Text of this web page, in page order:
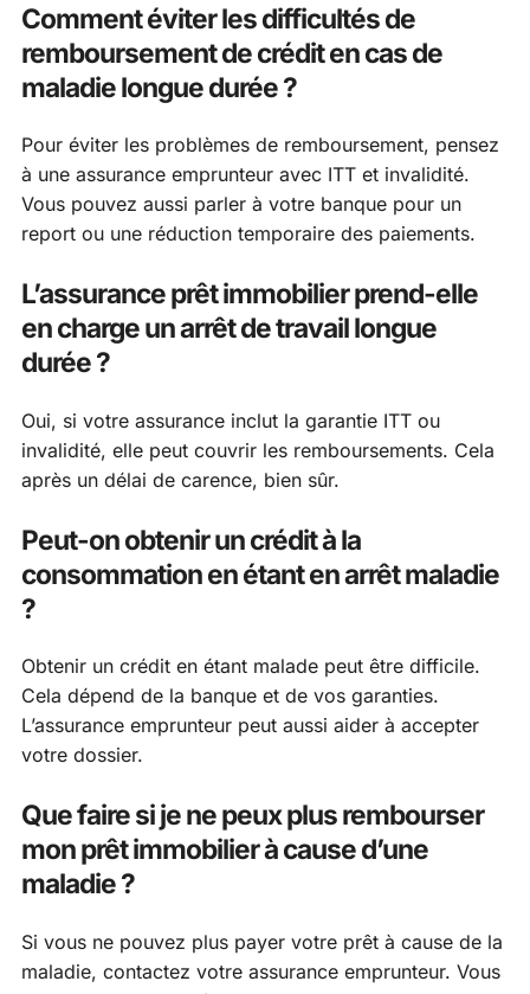
Comment éviter les difficultés de
remboursement de crédit en cas de
maladie longue durée ?
Pour éviter les problèmes de remboursement, pensez
à une assurance emprunteur avec ITT et invalidité.
Vous pouvez aussi parler à votre banque pour un
report ou une réduction temporaire des paiements.
L’assurance prêt immobilier prend-elle
en charge un arrêt de travail longue
durée ?
Oui, si votre assurance inclut la garantie ITT ou
invalidité, elle peut couvrir les remboursements. Cela
après un délai de carence, bien sûr.
Peut-on obtenir un crédit à la
consommation en étant en arrêt maladie
?
Obtenir un crédit en étant malade peut être difficile.
Cela dépend de la banque et de vos garanties.
L’assurance emprunteur peut aussi aider à accepter
votre dossier.
Que faire si je ne peux plus rembourser
mon prêt immobilier à cause d’une
maladie ?
Si vous ne pouvez plus payer votre prêt à cause de la
maladie, contactez votre assurance emprunteur. Vous